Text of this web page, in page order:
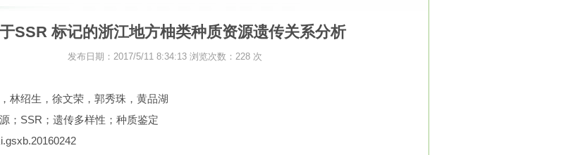
SSR 标记的浙江地方柚类种质资源遗传关系分析
发布日期：2017/5/11 8:34:13 浏览次数： 228 次
林绍生，徐文荣，郭秀珠，黄品湖
；SSR；遗传多样性；种质鉴定